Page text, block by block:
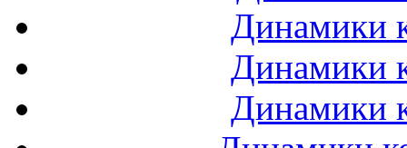
Динамики
Динамики
Динамики